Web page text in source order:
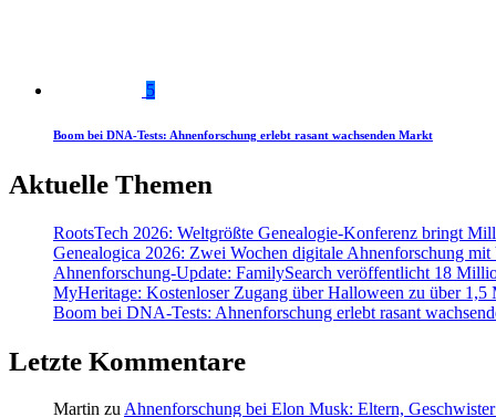
5
Boom bei DNA-Tests: Ahnenforschung erlebt rasant wachsenden Markt
Aktuelle Themen
RootsTech 2026: Weltgrößte Genealogie-Konferenz bringt
Genealogica 2026: Zwei Wochen digitale Ahnenforschung mit
Ahnenforschung-Update: FamilySearch veröffentlicht 18
MyHeritage: Kostenloser Zugang über Halloween zu über 1,5
Boom bei DNA-Tests: Ahnenforschung erlebt rasant
Letzte Kommentare
Martin zu Ahnenforschung bei Elon Musk: Eltern,